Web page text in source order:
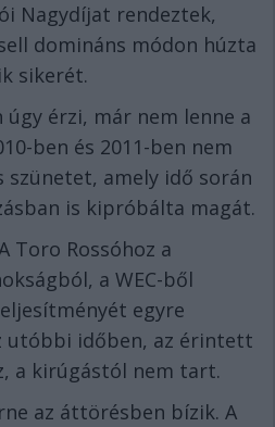
Nagydíjat rendeztek,
domináns módon húzta
sikerét.
úgy érzi, már nem lenne a
ben és 2011-ben nem
amely idő során
is kipróbálta magát.
Toro Rossóhoz a
a WEC-ből
egyre
utóbbi időben, az érintett
a kirúgástól nem tart.
az áttörésben bízik. A